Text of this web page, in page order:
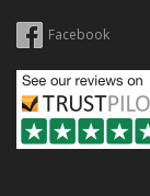
Facebook